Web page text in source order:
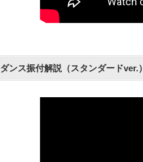
ダンス振付解説（スタンダードver.